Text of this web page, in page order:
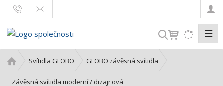
V
☰
o
Svítidla GLOBO GLOBO závěsná svítidla
Závěsná svítidla moderní / dizajnová